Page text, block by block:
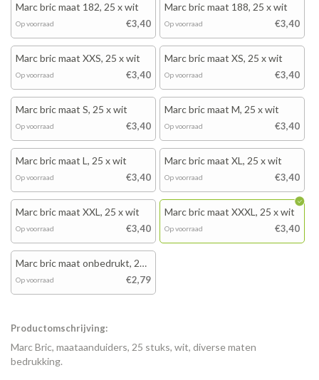
Marc bric maat 182, 25 x wit
€3,40
Op voorraad
Marc bric maat 188, 25 x wit
€3,40
Op voorraad
Marc bric maat XXS, 25 x wit
€3,40
Op voorraad
Marc bric maat XS, 25 x wit
€3,40
Op voorraad
Marc bric maat S, 25 x wit
€3,40
Op voorraad
Marc bric maat M, 25 x wit
€3,40
Op voorraad
Marc bric maat L, 25 x wit
€3,40
Op voorraad
Marc bric maat XL, 25 x wit
€3,40
Op voorraad
Marc bric maat XXL, 25 x wit
€3,40
Op voorraad
Marc bric maat XXXL, 25 x wit
€3,40
Op voorraad
Marc bric maat onbedrukt, 25
x wit
€2,79
Op voorraad
Productomschrijving:
Marc Bric, maataanduiders, 25 stuks, wit, diverse maten
bedrukking.